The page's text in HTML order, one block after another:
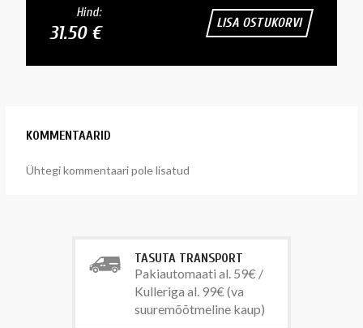
Hind:
31.50 € LISA OSTUKORVI
KOMMENTAARID
Ühtegi kommentaari pole lisatud
TASUTA TRANSPORT
Pakiautomaati al. 59€ /
Kulleriga al. 99€ (va
suuremõõtmeline kaup)